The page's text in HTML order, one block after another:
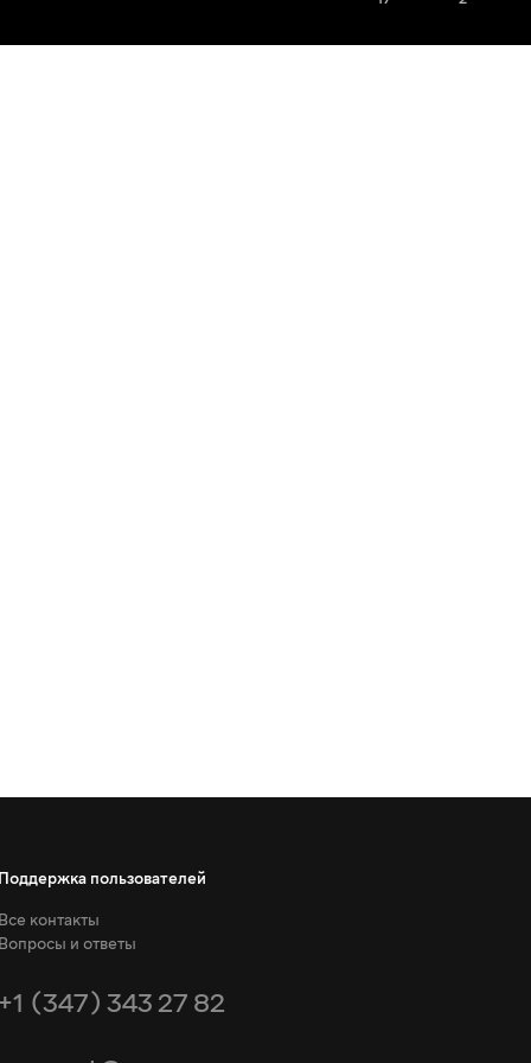
Поддержка пользователей
Все контакты
Вопросы и ответы
+1 (347) 343 27 82